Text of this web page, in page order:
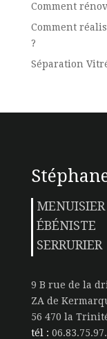
Comment
Comment
?
Séparation
MENUISIER
ÉBÉNISTE
SERRURIER
9 B rue de la
ZA de
56 470 la
tél :